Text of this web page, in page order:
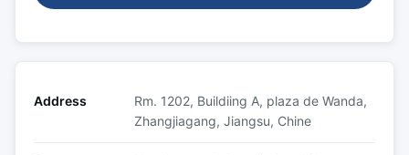
Address
Rm. 1202, Buildiing A, plaza de Wanda,
Zhangjiagang, Jiangsu, Chine